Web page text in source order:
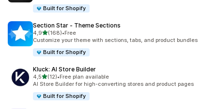
Built for Shopify
Section Star ‑ Theme Sections
4,9na 5 gwiazdek
(168)
Łączna liczba recenzji: 168
•Free
Customize your theme with sections, tabs, and product bundles
Built for Shopify
Kluck: AI Store Builder
4,5na 5 gwiazdek
(12)
Łączna liczba recenzji: 12
•Free plan available
AI Store Builder for high-converting stores and product pages
Built for Shopify